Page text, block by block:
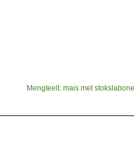
Mengteelt: mais met